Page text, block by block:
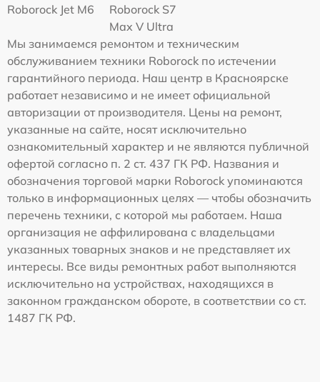
Roborock Jet M6
Roborock S7
Max V Ultra
Мы занимаемся ремонтом и техническим
обслуживанием техники Roborock по истечении
гарантийного периода. Наш центр в Красноярске
работает независимо и не имеет официальной
авторизации от производителя. Цены на ремонт,
указанные на сайте, носят исключительно
ознакомительный характер и не являются публичной
офертой согласно п. 2 ст. 437 ГК РФ. Названия и
обозначения торговой марки Roborock упоминаются
только в информационных целях — чтобы обозначить
перечень техники, с которой мы работаем. Наша
организация не аффилирована с владельцами
указанных товарных знаков и не представляет их
интересы. Все виды ремонтных работ выполняются
исключительно на устройствах, находящихся в
законном гражданском обороте, в соответствии со ст.
1487 ГК РФ.